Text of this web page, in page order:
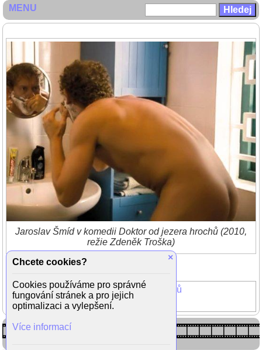
Jaroslav Šmíd v komedii Doktor od jezera hrochů (2010,
režie Zdeněk Troška)
Doktor od jezera Hrochů
Jaroslav Šmíd
MENU
×
Chcete cookies?
Cookies používáme pro správné
fungování stránek a pro jejich
optimalizaci a vylepšení.
Více informací